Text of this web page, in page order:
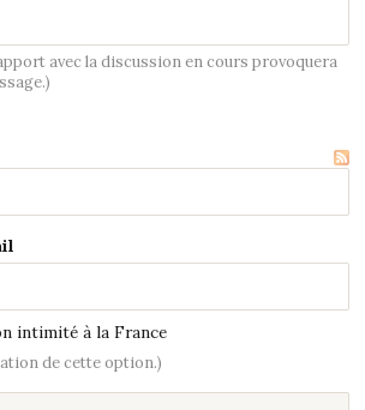
avec la discussion en cours provoquera
intimité à la France
de cette option.)